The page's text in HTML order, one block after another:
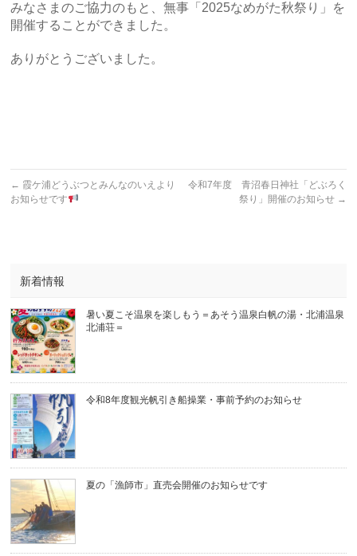
みなさまのご協力のもと、無事「2025なめがた秋祭り」を
開催することができました。
ありがとうございました。
← 霞ケ浦どうぶつとみんなのいえより
お知らせです
令和7年度 青沼春日神社「どぶろく
祭り」開催のお知らせ →
新着情報
暑い夏こそ温泉を楽しもう＝あそう温泉白帆の湯・北浦温泉
北浦荘＝
令和8年度観光帆引き船操業・事前予約のお知らせ
夏の「漁師市」直売会開催のお知らせです